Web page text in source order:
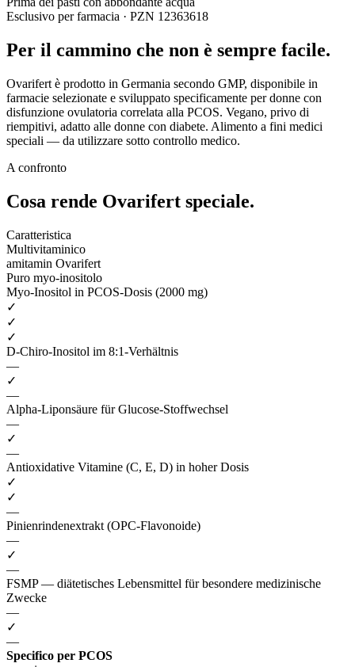
Esclusivo per farmacia · PZN 12363618
Per il cammino che non è sempre facile.
Ovarifert è prodotto in Germania secondo GMP, disponibile in
farmacie selezionate e sviluppato specificamente per donne con
disfunzione ovulatoria correlata alla PCOS. Vegano, privo di
riempitivi, adatto alle donne con diabete. Alimento a fini medici
speciali — da utilizzare sotto controllo medico.
A confronto
Cosa rende Ovarifert speciale.
Caratteristica
Multivitaminico
amitamin Ovarifert
Puro myo-inositolo
Myo-Inositol in PCOS-Dosis (2000 mg)
✓
✓
✓
D-Chiro-Inositol im 8:1-Verhältnis
—
✓
—
Alpha-Liponsäure für Glucose-Stoffwechsel
—
✓
—
Antioxidative Vitamine (C, E, D) in hoher Dosis
✓
✓
—
Pinienrindenextrakt (OPC-Flavonoide)
—
✓
—
FSMP — diätetisches Lebensmittel für besondere medizinische
Zwecke
—
✓
—
Specifico per PCOS